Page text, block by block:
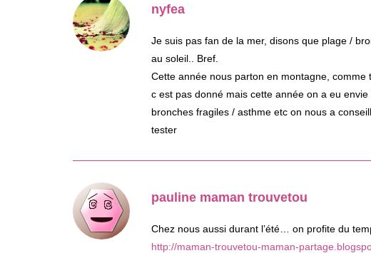
nyfea
Je suis pas fan de la mer, disons que plage /
au soleil.. Bref.
Cette année nous parton en montagne,
c est pas donné mais cette année on a eu
bronches fragiles / asthme etc on nous a
tester
pauline maman trouvetou
Chez nous aussi durant l’été… on profite du
http://maman-trouvetou-maman-